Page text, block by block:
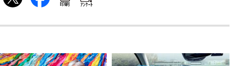
印刷 ｱﾝｹｰﾄ